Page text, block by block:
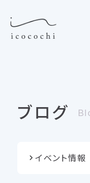
ブログ
イベント情報